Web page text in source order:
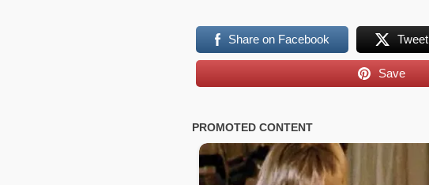
Share on Facebook Tweet
Save